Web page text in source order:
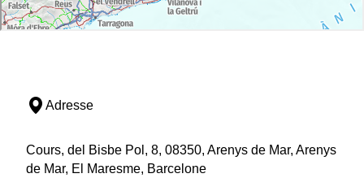
Adresse
Cours, del Bisbe Pol, 8, 08350, Arenys de Mar, Arenys
de Mar, El Maresme, Barcelone